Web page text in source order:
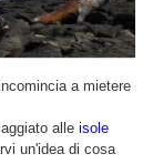
incomincia a mietere
alle isole
un'idea di cosa